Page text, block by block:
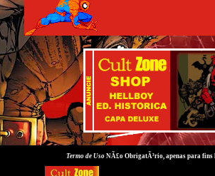
Termo de UsoNÃ£o ObrigatÃ³rio, apenas para